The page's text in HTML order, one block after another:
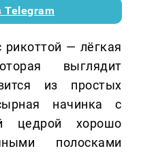
Telegram
— лёгкая
выглядит
из простых
начинка с
цедрой хорошо
полосками